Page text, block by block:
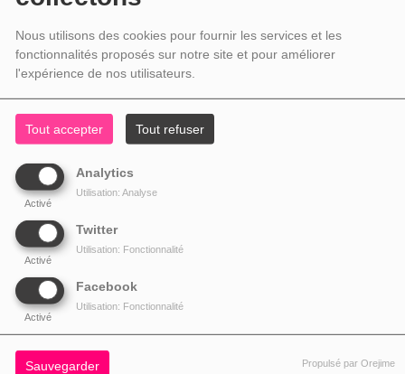
Nous utilisons des cookies pour fournir les services et les
fonctionnalités proposés sur notre site et pour améliorer
l'expérience de nos utilisateurs.
Tout accepter Tout refuser
Analytics
Activé
Utilisation: Analyse
Twitter
Activé
Utilisation: Fonctionnalité
Facebook
Activé
Utilisation: Fonctionnalité
Sauvegarder Propulsé par Orejime